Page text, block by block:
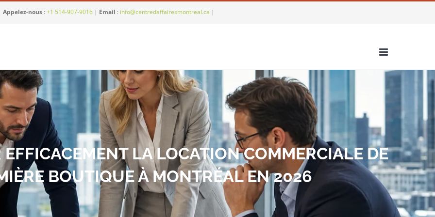
Appelez-nous : +1 514-907-9016 | Email : info@centredaffairesmontreal.ca |
LA LOCATION COMMERCIALE DE
BOUTIQUE À MONTRÉAL EN 2026